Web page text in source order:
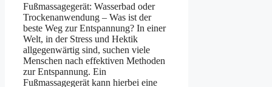
Fußmassagegerät: Wasserbad oder
Trockenanwendung – Was ist der
beste Weg zur Entspannung? In einer
Welt, in der Stress und Hektik
allgegenwärtig sind, suchen viele
Menschen nach effektiven Methoden
zur Entspannung. Ein
Fußmassagegerät kann hierbei eine